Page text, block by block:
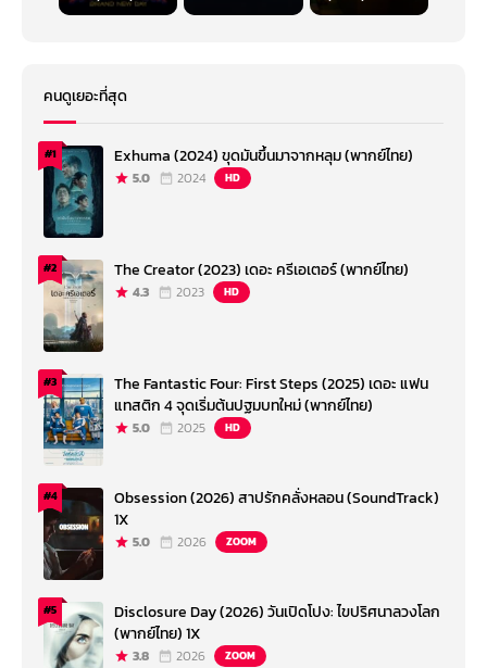
คนดูเยอะที่สุด
#1 Exhuma (2024) ขุดมันขึ้นมาจากหลุม (พากย์ไทย)
5.0 2024 HD
#2 The Creator (2023) เดอะ ครีเอเตอร์ (พากย์ไทย)
4.3 2023 HD
#3
The Fantastic Four: First Steps (2025) เดอะ แฟน
แทสติก 4 จุดเริ่มต้นปฐมบทใหม่ (พากย์ไทย)
5.0 2025 HD
#4
Obsession (2026) สาปรักคลั่งหลอน (SoundTrack)
1X
5.0 2026 ZOOM
#5
Disclosure Day (2026) วันเปิดโปง: ไขปริศนาลวงโลก
(พากย์ไทย) 1X
3.8 2026 ZOOM